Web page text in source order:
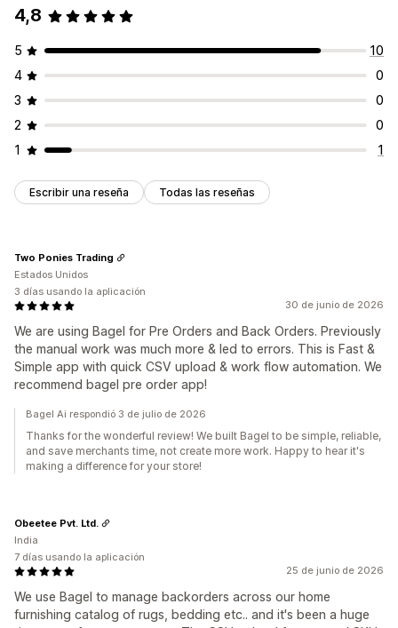
4,8
5
10
4
0
3
0
2
0
1
1
Escribir una reseña Todas las reseñas
30 de junio de 2026
We are using Bagel for Pre Orders and Back Orders. Previously
the manual work was much more & led to errors. This is Fast &
Simple app with quick CSV upload & work flow automation. We
recommend bagel pre order app!
Two Ponies Trading
Estados Unidos
3 días usando la aplicación
Bagel Ai respondió 3 de julio de 2026
Thanks for the wonderful review! We built Bagel to be simple, reliable,
and save merchants time, not create more work. Happy to hear it's
making a difference for your store!
25 de junio de 2026
We use Bagel to manage backorders across our home
furnishing catalog of rugs, bedding etc.. and it's been a huge
Obeetee Pvt. Ltd.
India
7 días usando la aplicación